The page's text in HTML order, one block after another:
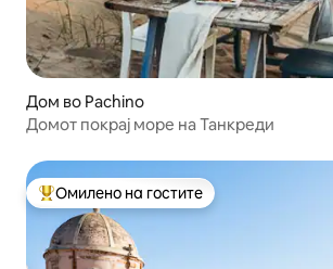
Дом во Pachino
Домот покрај море на Танкреди
Меѓу најуспешните „Омилени на гостите“
Омилено на гостите